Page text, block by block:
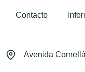
Contacto
Avenida